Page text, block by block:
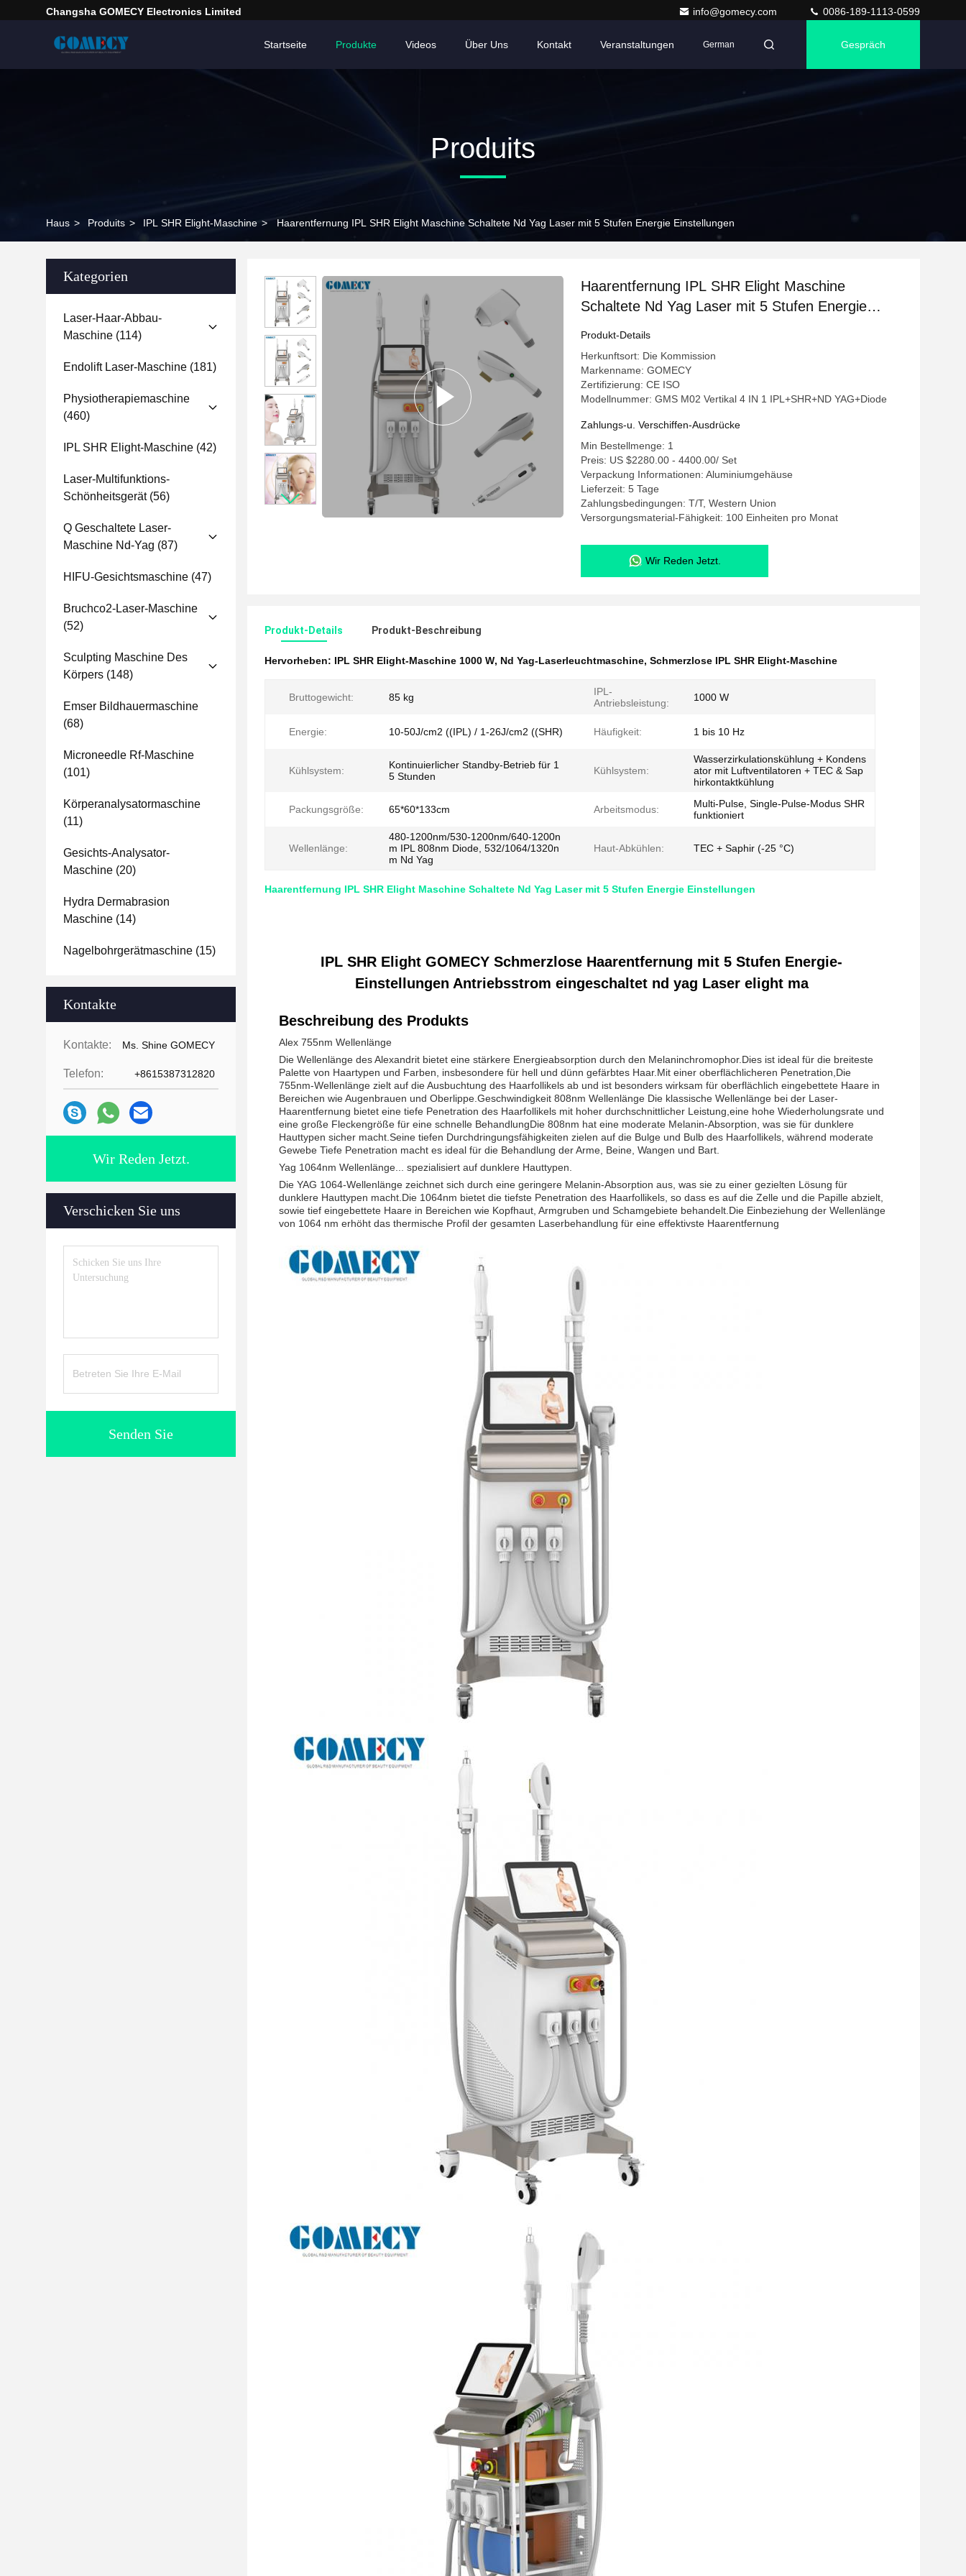
Changsha GOMECY Electronics Limited info@gomecy.com 0086-189-1113-0599
Startseite Produkte Videos Über Uns Kontakt Veranstaltungen German Gespräch
Produits
Haus > Produits > IPL SHR Elight-Maschine > Haarentfernung IPL SHR Elight Maschine Schaltete Nd Yag Laser mit 5 Stufen Energie Einstellungen
Kategorien
Laser-Haar-Abbau-
Maschine (114)
Endolift Laser-Maschine (181)
Physiotherapiemaschine
(460)
IPL SHR Elight-Maschine (42)
Laser-Multifunktions-
Schönheitsgerät(56)
Q Geschaltete Laser-
Maschine Nd-Yag (87)
HIFU-Gesichtsmaschine (47)
Bruchco2-Laser-Maschine
(52)
Sculpting Maschine Des
Körpers (148)
Emser Bildhauermaschine
(68)
Microneedle Rf-Maschine
(101)
Körperanalysatormaschine
(11)
Gesichts-Analysator-
Maschine (20)
Hydra Dermabrasion
Maschine (14)
Nagelbohrgerätmaschine (15)
Kontakte
Kontakte: Ms. Shine GOMECY
Telefon: +8615387312820
Wir Reden Jetzt.
Verschicken Sie uns
Senden Sie
Haarentfernung IPL SHR Elight Maschine
Schaltete Nd Yag Laser mit 5 Stufen Energie
Produkt-Details
Herkunftsort: Die Kommission
Markenname: GOMECY
Zertifizierung: CE ISO
Modellnummer: GMS M02 Vertikal 4 IN 1 IPL+SHR+ND YAG+Diode
Zahlungs-u. Verschiffen-Ausdrücke
Min Bestellmenge: 1
Preis: US $2280.00 - 4400.00/ Set
Verpackung Informationen: Aluminiumgehäuse
Lieferzeit: 5 Tage
Zahlungsbedingungen: T/T, Western Union
Versorgungsmaterial-Fähigkeit: 100 Einheiten pro Monat
Wir Reden Jetzt.
Produkt-Details Produkt-Beschreibung
Hervorheben: IPL SHR Elight-Maschine 1000 W, Nd Yag-Laserleuchtmaschine, Schmerzlose IPL SHR Elight-Maschine
Bruttogewicht: 85 kg
IPL-
Antriebsleistung:
1000 W
Energie: 10-50J/cm2 ((IPL) / 1-26J/cm2 ((SHR) Häufigkeit: 1 bis 10 Hz
Kühlsystem:
Kontinuierlicher Standby-Betrieb für 1
5 Stunden
Kühlsystem:
Wasserzirkulationskühlung + Kondens
ator mit Luftventilatoren + TEC & Sap
hirkontaktkühlung
Packungsgröße: 65*60*133cm Arbeitsmodus:
Multi-Pulse, Single-Pulse-Modus SHR
funktioniert
Wellenlänge:
480-1200nm/530-1200nm/640-1200n
m IPL 808nm Diode, 532/1064/1320n
m Nd Yag
Haut-Abkühlen: TEC + Saphir (-25 °C)
Haarentfernung IPL SHR Elight Maschine Schaltete Nd Yag Laser mit 5 Stufen Energie Einstellungen
IPL SHR Elight GOMECY Schmerzlose Haarentfernung mit 5 Stufen Energie-
Einstellungen Antriebsstrom eingeschaltet nd yag Laser elight ma
Beschreibung des Produkts
Alex 755nm Wellenlänge
Die Wellenlänge des Alexandrit bietet eine stärkere Energieabsorption durch den Melaninchromophor.Dies ist ideal für die breiteste
Palette von Haartypen und Farben, insbesondere für hell und dünn gefärbtes Haar.Mit einer oberflächlicheren Penetration,Die
755nm-Wellenlänge zielt auf die Ausbuchtung des Haarfollikels ab und ist besonders wirksam für oberflächlich eingebettete Haare in
Bereichen wie Augenbrauen und Oberlippe.Geschwindigkeit 808nm Wellenlänge Die klassische Wellenlänge bei der Laser-
Haarentfernung bietet eine tiefe Penetration des Haarfollikels mit hoher durchschnittlicher Leistung,eine hohe Wiederholungsrate und
eine große Fleckengröße für eine schnelle BehandlungDie 808nm hat eine moderate Melanin-Absorption, was sie für dunklere
Hauttypen sicher macht.Seine tiefen Durchdringungsfähigkeiten zielen auf die Bulge und Bulb des Haarfollikels, während moderate
Gewebe Tiefe Penetration macht es ideal für die Behandlung der Arme, Beine, Wangen und Bart.
Yag 1064nm Wellenlänge... spezialisiert auf dunklere Hauttypen.
Die YAG 1064-Wellenlänge zeichnet sich durch eine geringere Melanin-Absorption aus, was sie zu einer gezielten Lösung für
dunklere Hauttypen macht.Die 1064nm bietet die tiefste Penetration des Haarfollikels, so dass es auf die Zelle und die Papille abzielt,
sowie tief eingebettete Haare in Bereichen wie Kopfhaut, Armgruben und Schamgebiete behandelt.Die Einbeziehung der Wellenlänge
von 1064 nm erhöht das thermische Profil der gesamten Laserbehandlung für eine effektivste Haarentfernung